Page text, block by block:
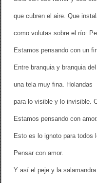
que cubren el aire. Que
como volutas sobre el río:
Estamos pensando con un
Entre branquia y branquia
una tela muy fina. Holandas
para lo visible y lo invisible.
Estamos pensando con
Esto es lo ignoto para todos
Pensar con amor.
Y así el peje y la